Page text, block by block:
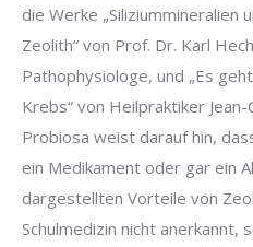
die Werke „Siliziummineralien
Zeolith“ von Prof. Dr. Karl
Pathophysiologe, und „Es
Krebs“ von Heilpraktiker Jean-
Probiosa weist darauf hin,
ein Medikament oder gar ein
dargestellten Vorteile von
Schulmedizin nicht anerkannt,